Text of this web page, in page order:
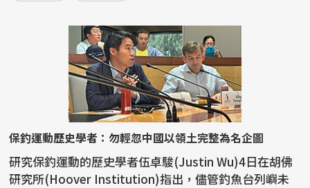
保釣運動歷史學者：勿輕忽中國以領土完整為名企圖
研究保釣運動的歷史學者伍卓駿(Justin Wu)4日在胡佛
研究所(Hoover Institution)指出，儘管釣魚台列嶼未